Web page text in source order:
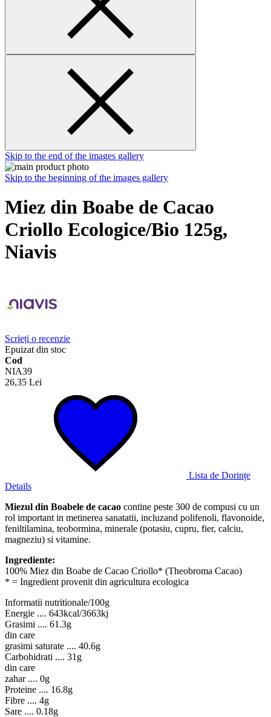
Skip to the end of the images gallery
Skip to the beginning of the images gallery
Miez din Boabe de Cacao
Criollo Ecologice/Bio 125g,
Niavis
Scrieți o recenzie
Epuizat din stoc
Cod
NIA39
26,35 Lei
Lista de Dorințe
Details
Miezul din Boabele de cacao contine peste 300 de compusi cu un
rol important in metinerea sanatatii, incluzand polifenoli, flavonoide,
feniltilamina, teobormina, minerale (potasiu, cupru, fier, calciu,
magneziu) si vitamine.
Ingrediente:
100% Miez din Boabe de Cacao Criollo* (Theobroma Cacao)
* = Ingredient provenit din agricultura ecologica
Informatii nutritionale/100g
Energie .... 643kcal/3663kj
Grasimi .... 61.3g
din care
grasimi saturate .... 40.6g
Carbohidrati .... 31g
din care
zahar .... 0g
Proteine .... 16.8g
Fibre .... 4g
Sare .... 0.18g